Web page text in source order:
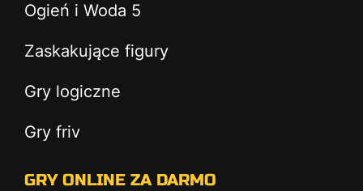
Ogień i Woda 5
Zaskakujące figury
Gry logiczne
Gry friv
GRY ONLINE ZA DARMO